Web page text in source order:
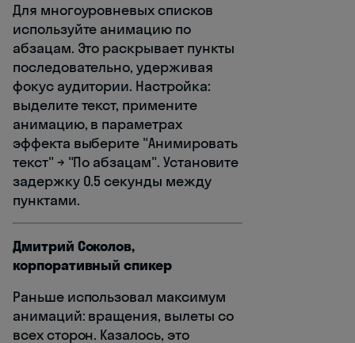
Для многоуровневых списков
используйте анимацию по
абзацам. Это раскрывает пункты
последовательно, удерживая
фокус аудитории. Настройка:
выделите текст, примените
анимацию, в параметрах
эффекта выберите "Анимировать
текст" → "По абзацам". Установите
задержку 0.5 секунды между
пунктами.
Дмитрий Соколов,
корпоративный спикер
Раньше использовал максимум
анимаций: вращения, вылеты со
всех сторон. Казалось, это